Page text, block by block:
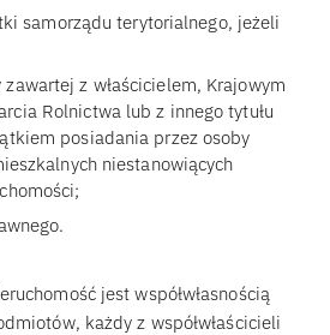
samorządu terytorialnego, jeżeli
z właścicielem, Krajowym
Rolnictwa lub z innego tytułu
posiadania przez osoby
niestanowiących
jest współwłasnością
każdy z współwłaścicieli